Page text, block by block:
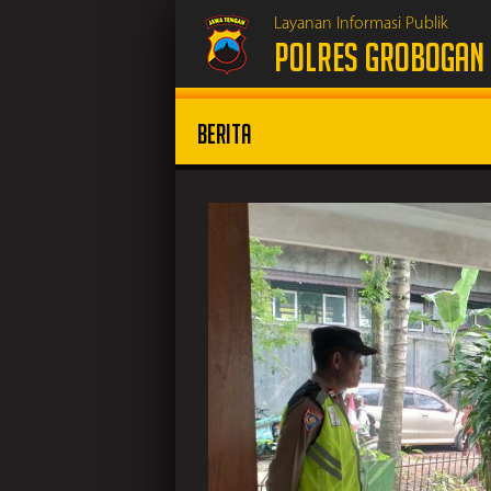
Layanan Informasi Publik
POLRES GROBOGAN
Berita